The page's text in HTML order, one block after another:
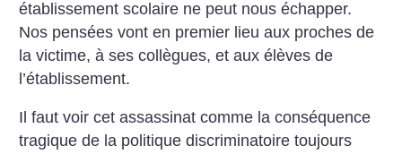
établissement scolaire ne peut nous échapper.
Nos pensées vont en premier lieu aux proches de
la victime, à ses collègues, et aux élèves de
l’établissement.
Il faut voir cet assassinat comme la conséquence
tragique de la politique discriminatoire toujours